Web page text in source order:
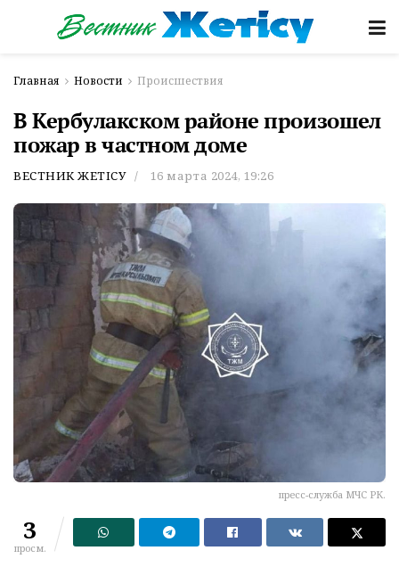
Главная Новости Происшествия
В Кербулакском районе произошел
пожар в частном доме
ВЕСТНИК ЖЕТІСУ 16 марта 2024, 19:26
пресс-служба МЧС РК.
3
просм.